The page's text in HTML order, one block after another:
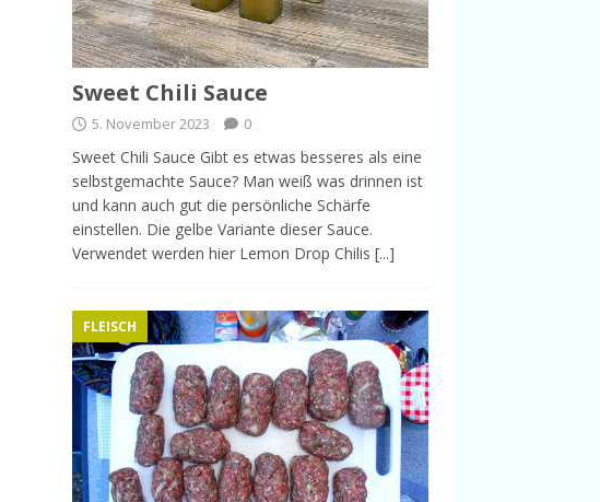
Sweet Chili Sauce
5. November 2023 0
Sweet Chili Sauce Gibt es etwas besseres als eine
selbstgemachte Sauce? Man weiß was drinnen ist
und kann auch gut die persönliche Schärfe
einstellen. Die gelbe Variante dieser Sauce.
Verwendet werden hier Lemon Drop Chilis [...]
FLEISCH